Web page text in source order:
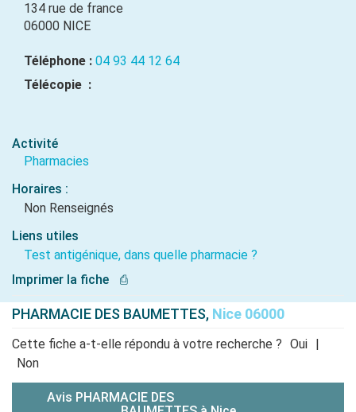
134 rue de france
06000 NICE
Téléphone : 04 93 44 12 64
Télécopie :
Activité
Pharmacies
Horaires :
Non Renseignés
Liens utiles
Test antigénique, dans quelle pharmacie ?
Imprimer la fiche
⎙
PHARMACIE DES BAUMETTES, Nice 06000
Cette fiche a-t-elle répondu à votre recherche ? Oui |
Non
Avis PHARMACIE DES